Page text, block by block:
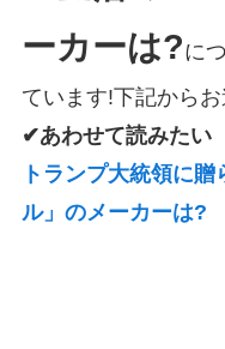
ーカーは?に
ています!下記から
✔あわせて読みたい
トランプ大統領に
ル」のメーカーは?